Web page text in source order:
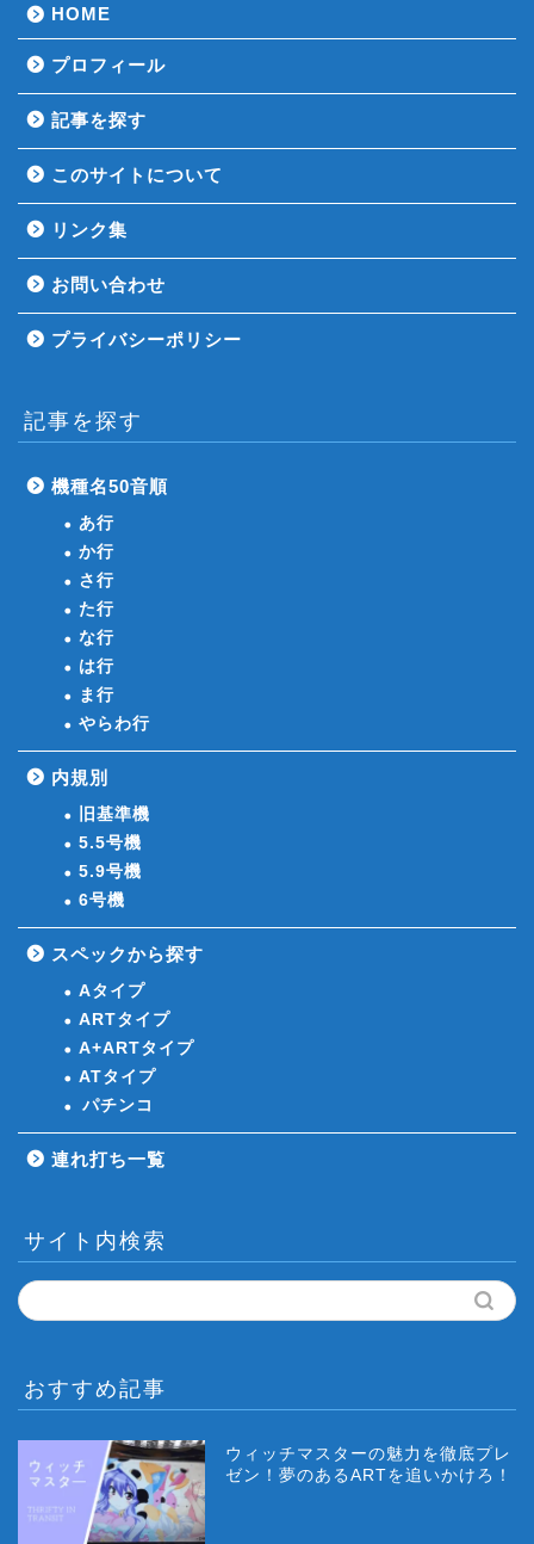
HOME
プロフィール
記事を探す
このサイトについて
リンク集
お問い合わせ
プライバシーポリシー
記事を探す
機種名50音順
あ行
か行
さ行
た行
な行
は行
ま行
やらわ行
内規別
旧基準機
5.5号機
5.9号機
6号機
スペックから探す
Aタイプ
ARTタイプ
A+ARTタイプ
ATタイプ
パチンコ
連れ打ち一覧
サイト内検索
おすすめ記事
ウィッチマスターの魅力を徹底プレ
ゼン！夢のあるARTを追いかけろ！